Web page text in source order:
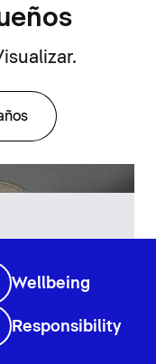
Wellbeing
Responsibility